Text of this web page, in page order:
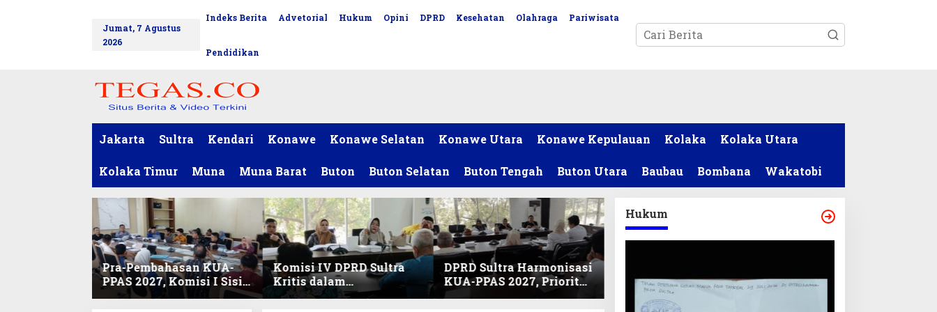
Jumat, 7 Agustus
2026
Indeks Berita Advetorial Hukum Opini DPRD Kesehatan Olahraga Pariwisata
Pendidikan
Jakarta Sultra Kendari Konawe Konawe Selatan Konawe Utara Konawe Kepulauan Kolaka Kolaka Utara
Kolaka Timur Muna Muna Barat Buton Buton Selatan Buton Tengah Buton Utara Baubau Bombana Wakatobi
Pra-Pembahasan KUA-
PPAS 2027, Komisi I Sisir
Program Prioritas
Komisi IV DPRD Sultra
Kritis dalam
Harmonisasi KUA-PPAS
DPRD Sultra Harmonisasi
KUA-PPAS 2027, Prioritas
Pendidikan, Kebudayaan,
Hukum